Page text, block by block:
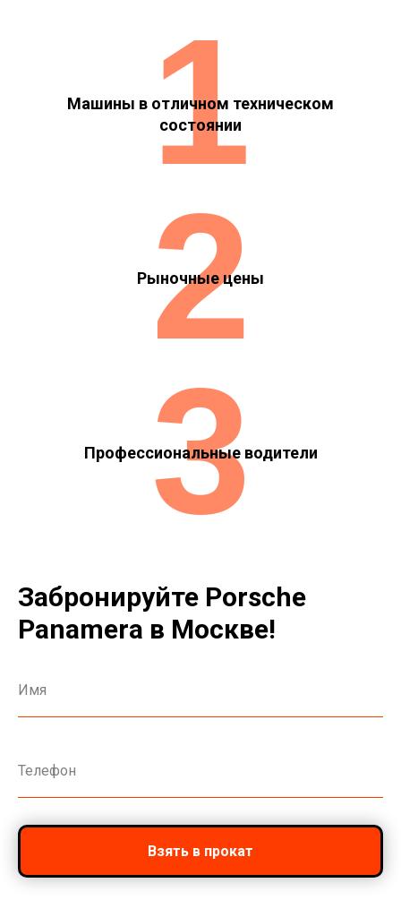
Машины в отличном техническом
состоянии
1
Рыночные цены
2
Профессиональные водители
3
Забронируйте Porsche
Panamera в Москве!
Взять в прокат